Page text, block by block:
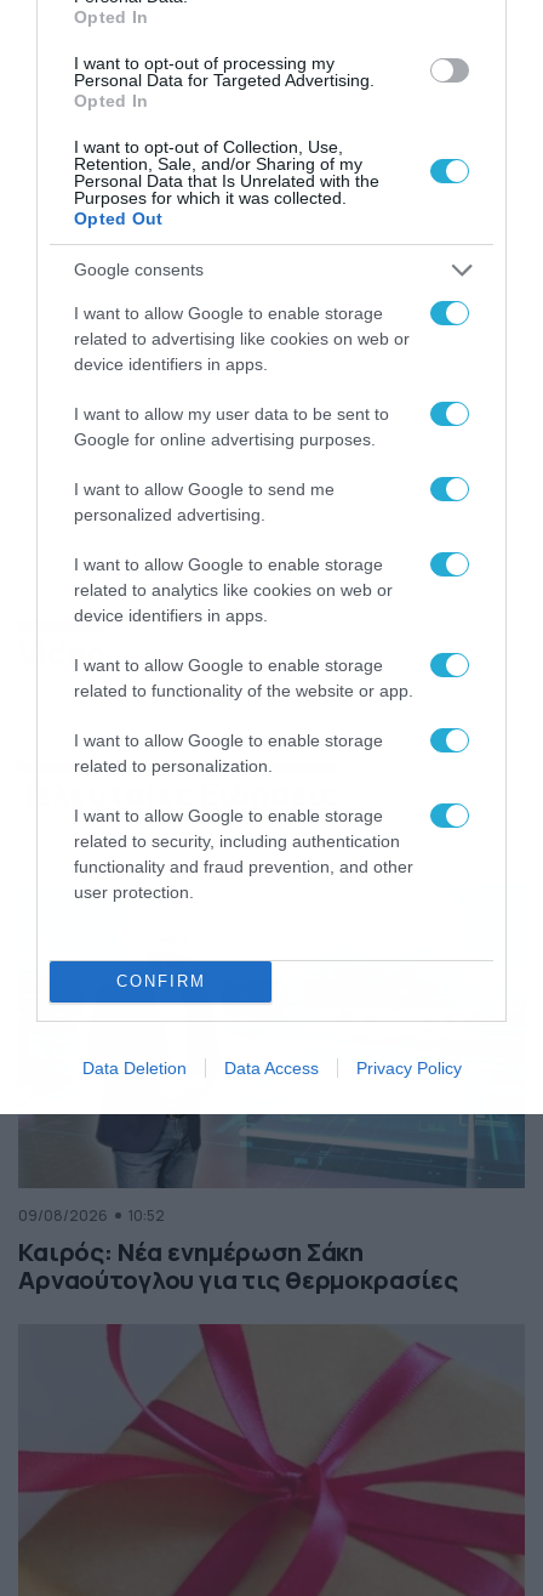
Opted In
I want to opt-out of processing my
Personal Data for Targeted Advertising.
Opted In
I want to opt-out of Collection, Use,
Retention, Sale, and/or Sharing of my
Personal Data that Is Unrelated with the
Purposes for which it was collected.
Opted Out
Google consents
I want to allow Google to enable storage
related to advertising like cookies on web or
device identifiers in apps.
I want to allow my user data to be sent to
Google for online advertising purposes.
I want to allow Google to send me
personalized advertising.
I want to allow Google to enable storage
related to analytics like cookies on web or
device identifiers in apps.
I want to allow Google to enable storage
related to functionality of the website or app.
I want to allow Google to enable storage
related to personalization.
I want to allow Google to enable storage
related to security, including authentication
functionality and fraud prevention, and other
user protection.
CONFIRM
Data Deletion Data Access Privacy Policy
Video
09/08/2026 10:52
Καιρός: Νέα ενημέρωση Σάκη
Αρναούτογλου για τις θερμοκρασίες